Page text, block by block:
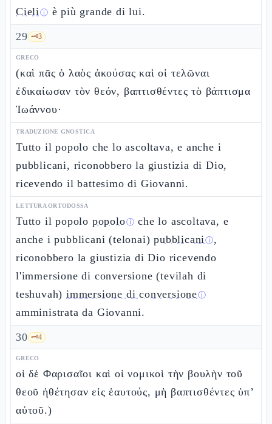
Cieliⓘ è più grande di lui.
29 🗝️3
GRECO
(καὶ πᾶς ὁ λαὸς ἀκούσας καὶ οἱ τελῶναι
ἐδικαίωσαν τὸν θεόν, βαπτισθέντες τὸ βάπτισμα
Ἰωάννου·
TRADUZIONE GNOSTICA
Tutto il popolo che lo ascoltava, e anche i
pubblicani, riconobbero la giustizia di Dio,
ricevendo il battesimo di Giovanni.
LETTURA ORTODOSSA
Tutto il popolo popoloⓘ che lo ascoltava, e
anche i pubblicani (telonai)pubblicaniⓘ,
riconobbero la giustizia di Dio ricevendo
l'immersione di conversione (tevilah di
teshuvah)immersione di conversioneⓘ
amministrata da Giovanni.
30 🗝️4
GRECO
οἱ δὲ Φαρισαῖοι καὶ οἱ νομικοὶ τὴν βουλὴν τοῦ
θεοῦ ἠθέτησαν εἰς ἑαυτούς, μὴ βαπτισθέντες ὑπ’
αὐτοῦ.)